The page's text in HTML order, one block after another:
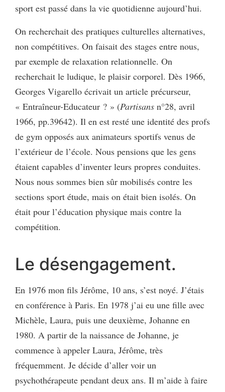
sport est passé dans la vie quotidienne aujourd’hui.
On recherchait des pratiques culturelles alternatives,
non compétitives. On faisait des stages entre nous,
par exemple de relaxation relationnelle. On
recherchait le ludique, le plaisir corporel. Dès 1966,
Georges Vigarello écrivait un article précurseur,
« Entraîneur-Educateur ? » (Partisans n°28, avril
1966, pp.39642). Il en est resté une identité des profs
de gym opposés aux animateurs sportifs venus de
l’extérieur de l’école. Nous pensions que les gens
étaient capables d’inventer leurs propres conduites.
Nous nous sommes bien sûr mobilisés contre les
sections sport étude, mais on était bien isolés. On
était pour l’éducation physique mais contre la
compétition.
Le désengagement.
En 1976 mon fils Jérôme, 10 ans, s’est noyé. J’étais
en conférence à Paris. En 1978 j’ai eu une fille avec
Michèle, Laura, puis une deuxième, Johanne en
1980. A partir de la naissance de Johanne, je
commence à appeler Laura, Jérôme, très
fréquemment. Je décide d’aller voir un
psychothérapeute pendant deux ans. Il m’aide à faire